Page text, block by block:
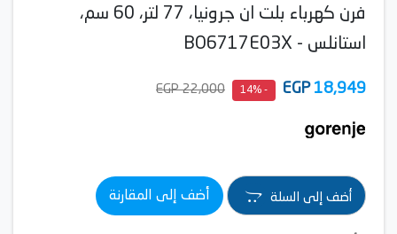
فرن كهرباء بلت ان جرونيا، 77 لتر، 60 سم،
استانلس - BO6717E03X
18,949
EGP
- 14%
22,000 EGP
أضف إلى السلة أضف إلى المقارنة